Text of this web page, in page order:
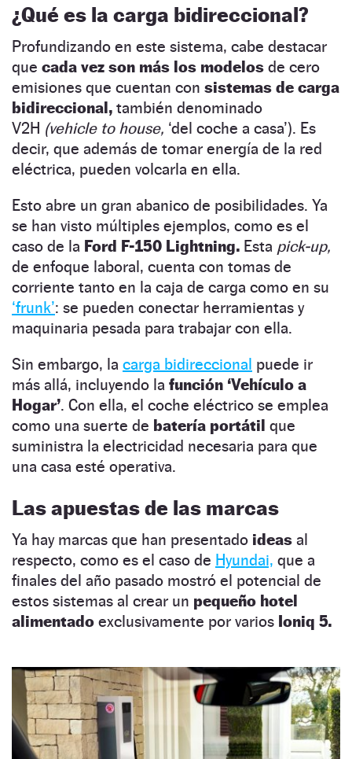
¿Qué es la carga bidireccional?
Profundizando en este sistema, cabe destacar
que cada vez son más los modelos de cero
emisiones que cuentan con sistemas de carga
bidireccional, también denominado
V2H (vehicle to house, ‘del coche a casa’). Es
decir, que además de tomar energía de la red
eléctrica, pueden volcarla en ella.
Esto abre un gran abanico de posibilidades. Ya
se han visto múltiples ejemplos, como es el
caso de la Ford F-150 Lightning. Esta pick-up,
de enfoque laboral, cuenta con tomas de
corriente tanto en la caja de carga como en su
‘frunk’: se pueden conectar herramientas y
maquinaria pesada para trabajar con ella.
Sin embargo, la carga bidireccional puede ir
más allá, incluyendo la función ‘Vehículo a
Hogar’. Con ella, el coche eléctrico se emplea
como una suerte de batería portátil que
suministra la electricidad necesaria para que
una casa esté operativa.
Las apuestas de las marcas
Ya hay marcas que han presentado ideas al
respecto, como es el caso de Hyundai, que a
finales del año pasado mostró el potencial de
estos sistemas al crear un pequeño hotel
alimentado exclusivamente por varios Ioniq 5.